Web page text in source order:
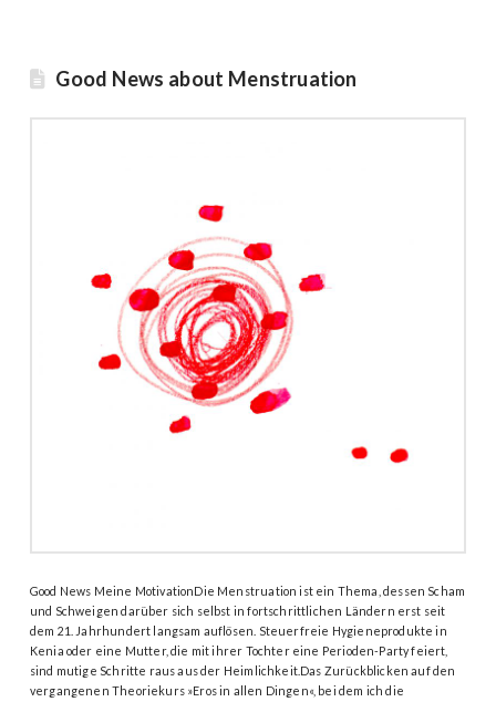
Good News about Menstruation
Good News Meine MotivationDie Menstruation ist ein Thema, dessen Scham
und Schweigen darüber sich selbst in fortschrittlichen Ländern erst seit
dem 21. Jahrhundert langsam auflösen. Steuerfreie Hygieneprodukte in
Kenia oder eine Mutter, die mit ihrer Tochter eine Perioden-Party feiert,
sind mutige Schritte raus aus der Heimlichkeit.Das Zurückblicken auf den
vergangenen Theoriekurs »Eros in allen Dingen«, bei dem ich die